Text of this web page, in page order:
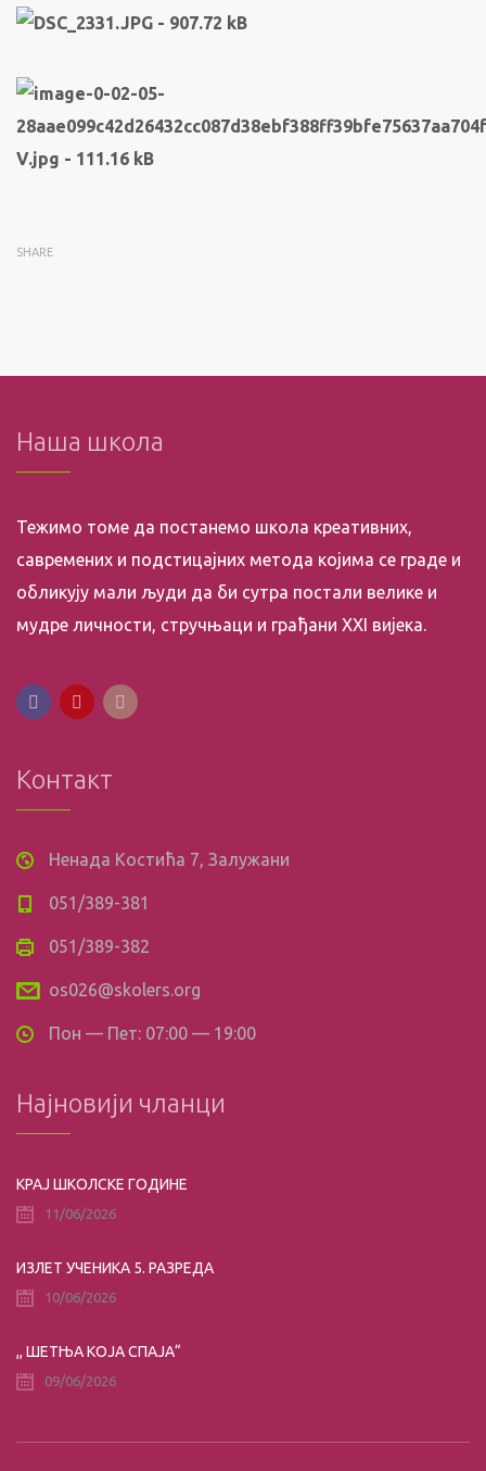
SHARE
Наша школа
Тежимо томе да постанемо школа креативних,
савремених и подстицајних метода којима се граде и
обликују мали људи да би сутра постали велике и
мудре личности, стручњаци и грађани XXI вијека.
Контакт
Ненада Костића 7, Залужани
051/389-381
051/389-382
os026@skolers.org
Пон — Пет: 07:00 — 19:00
Најновији чланци
КРАЈ ШКОЛСКЕ ГОДИНЕ
11/06/2026
ИЗЛЕТ УЧЕНИКА 5. РАЗРЕДА
10/06/2026
,, ШЕТЊА КОЈА СПАЈА“
09/06/2026